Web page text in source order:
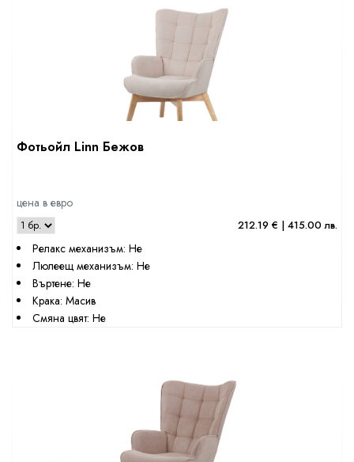
Фотьойл Linn Бежов
цена в евро
212.19 € | 415.00 лв.
Релакс механизъм: Не
Люлеещ механизъм: Не
Въртене: Не
Крака: Масив
Смяна цвят: Не